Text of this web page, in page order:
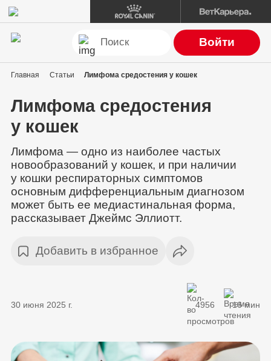
Войти
Главная Статьи Лимфома средостения у кошек
Лимфома средостения
у кошек
Лимфома — одно из наиболее частых
новообразований у кошек, и при наличии
у кошки респираторных симптомов
основным дифференциальным диагнозом
может быть ее медиастинальная форма,
рассказывает Джеймс Эллиотт.
Добавить в избранное
30 июня 2025 г. 4956 16 мин